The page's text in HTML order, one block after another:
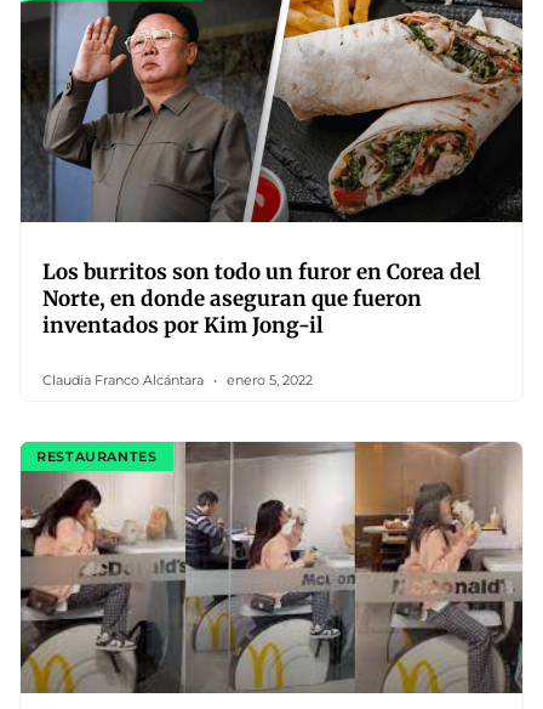
Los burritos son todo un furor en Corea del
Norte, en donde aseguran que fueron
inventados por Kim Jong-il
Claudia Franco Alcántara enero 5, 2022
RESTAURANTES